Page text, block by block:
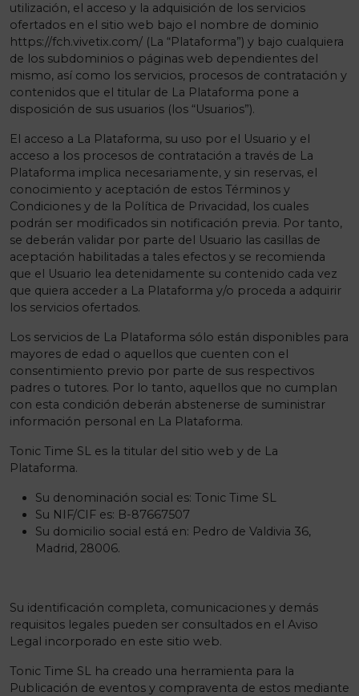
utilización, el acceso y la adquisición de los servicios
ofertados en el sitio web bajo el nombre de dominio
https://fch.vivetix.com/ (La “Plataforma”) y bajo cualquiera
de los subdominios o páginas web dependientes del
mismo, así como los servicios, procesos de contratación y
contenidos que el titular de La Plataforma pone a
disposición de sus usuarios (los “Usuarios”).
El acceso a La Plataforma, su uso por el Usuario y el
acceso a los procesos de contratación a través de La
Plataforma implica necesariamente, y sin reservas, el
conocimiento y aceptación de estos Términos y
Condiciones y de la Política de Privacidad, los cuales
podrán ser modificados sin notificación previa. Por tanto,
se deberán validar por parte del Usuario las casillas de
aceptación habilitadas a tales efectos y se recomienda
que el Usuario lea detenidamente su contenido cada vez
que quiera acceder a La Plataforma y/o proceda a adquirir
los servicios ofertados.
Los servicios de La Plataforma sólo están disponibles para
mayores de edad o aquellos que cuenten con el
consentimiento previo por parte de sus respectivos
padres o tutores. Por lo tanto, aquellos que no cumplan
con esta condición deberán abstenerse de suministrar
información personal en La Plataforma.
Tonic Time SL es la titular del sitio web y de La
Plataforma.
Su denominación social es: Tonic Time SL
Su NIF/CIF es: B-87667507
Su domicilio social está en: Pedro de Valdivia 36,
Madrid, 28006.
Su identificación completa, comunicaciones y demás
requisitos legales pueden ser consultados en el Aviso
Legal incorporado en este sitio web.
Tonic Time SL ha creado una herramienta para la
Publicación de eventos y compraventa de estos mediante